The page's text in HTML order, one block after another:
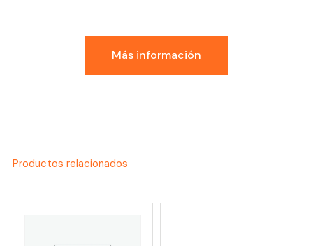
Más información
Productos relacionados